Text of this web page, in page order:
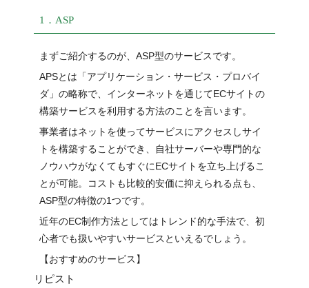
1．ASP
まずご紹介するのが、ASP型のサービスです。
APSとは「アプリケーション・サービス・プロバイ
ダ」の略称で、インターネットを通じてECサイトの
構築サービスを利用する方法のことを言います。
事業者はネットを使ってサービスにアクセスしサイ
トを構築することができ、自社サーバーや専門的な
ノウハウがなくてもすぐにECサイトを立ち上げるこ
とが可能。コストも比較的安価に抑えられる点も、
ASP型の特徴の1つです。
近年のEC制作方法としてはトレンド的な手法で、初
心者でも扱いやすいサービスといえるでしょう。
【おすすめのサービス】
リピスト